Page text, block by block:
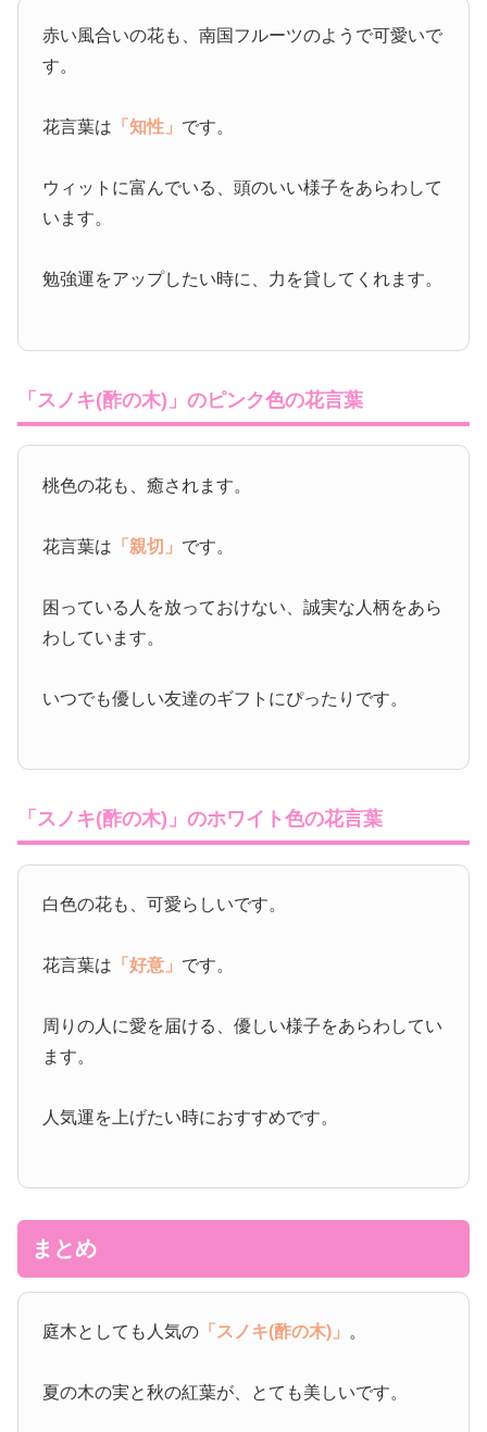
赤い風合いの花も、南国フルーツのようで可愛いで
す。
花言葉は 「知性」 です。
ウィットに富んでいる、頭のいい様子をあらわして
います。
勉強運をアップしたい時に、力を貸してくれます。
「スノキ(酢の木)」のピンク色の花言葉
桃色の花も、癒されます。
花言葉は 「親切」 です。
困っている人を放っておけない、誠実な人柄をあら
わしています。
いつでも優しい友達のギフトにぴったりです。
「スノキ(酢の木)」のホワイト色の花言葉
白色の花も、可愛らしいです。
花言葉は 「好意」 です。
周りの人に愛を届ける、優しい様子をあらわしてい
ます。
人気運を上げたい時におすすめです。
まとめ
庭木としても人気の 「スノキ(酢の木)」 。
夏の木の実と秋の紅葉が、とても美しいです。